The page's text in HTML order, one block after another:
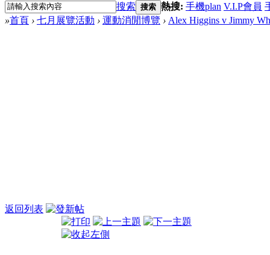
搜索 搜索 熱搜: 手機plan V.I.P會員
»首頁 › 七月展覽活動 › 運動消閒博覽 › Alex Higgins v Jimmy
返回列表